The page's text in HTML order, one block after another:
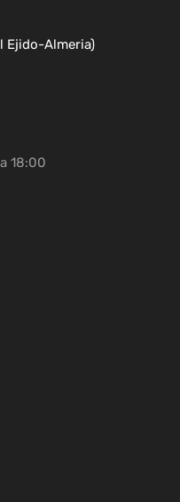
Ejido-Almeria)
18:00